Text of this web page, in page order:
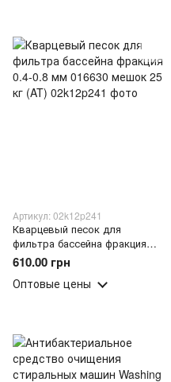
Артикул: 02k12p241
Кварцевый песок для
фильтра бассейна фракция
0.4-0.8 мм 016630 мешок 25 кг
(AT)
610.00 грн
Оптовые цены